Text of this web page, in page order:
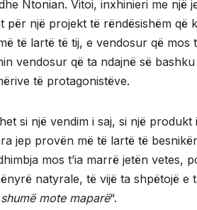
Ntonian. Vitoi, inxhinieri me një
për një projekt të rëndësishëm që
të lartë të tij, e vendosur që mos
vendosur që ta ndajnë së bashku
të protagonistëve.
si një vendim i saj, si një produkt i
jep provën më të lartë të
mos t’ia marrë jetën vetes,
natyrale, të vijë ta shpëtojë e
mote maparë“.